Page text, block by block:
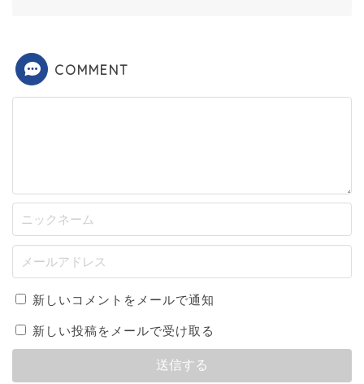
COMMENT
新しいコメントをメールで通知
新しい投稿をメールで受け取る